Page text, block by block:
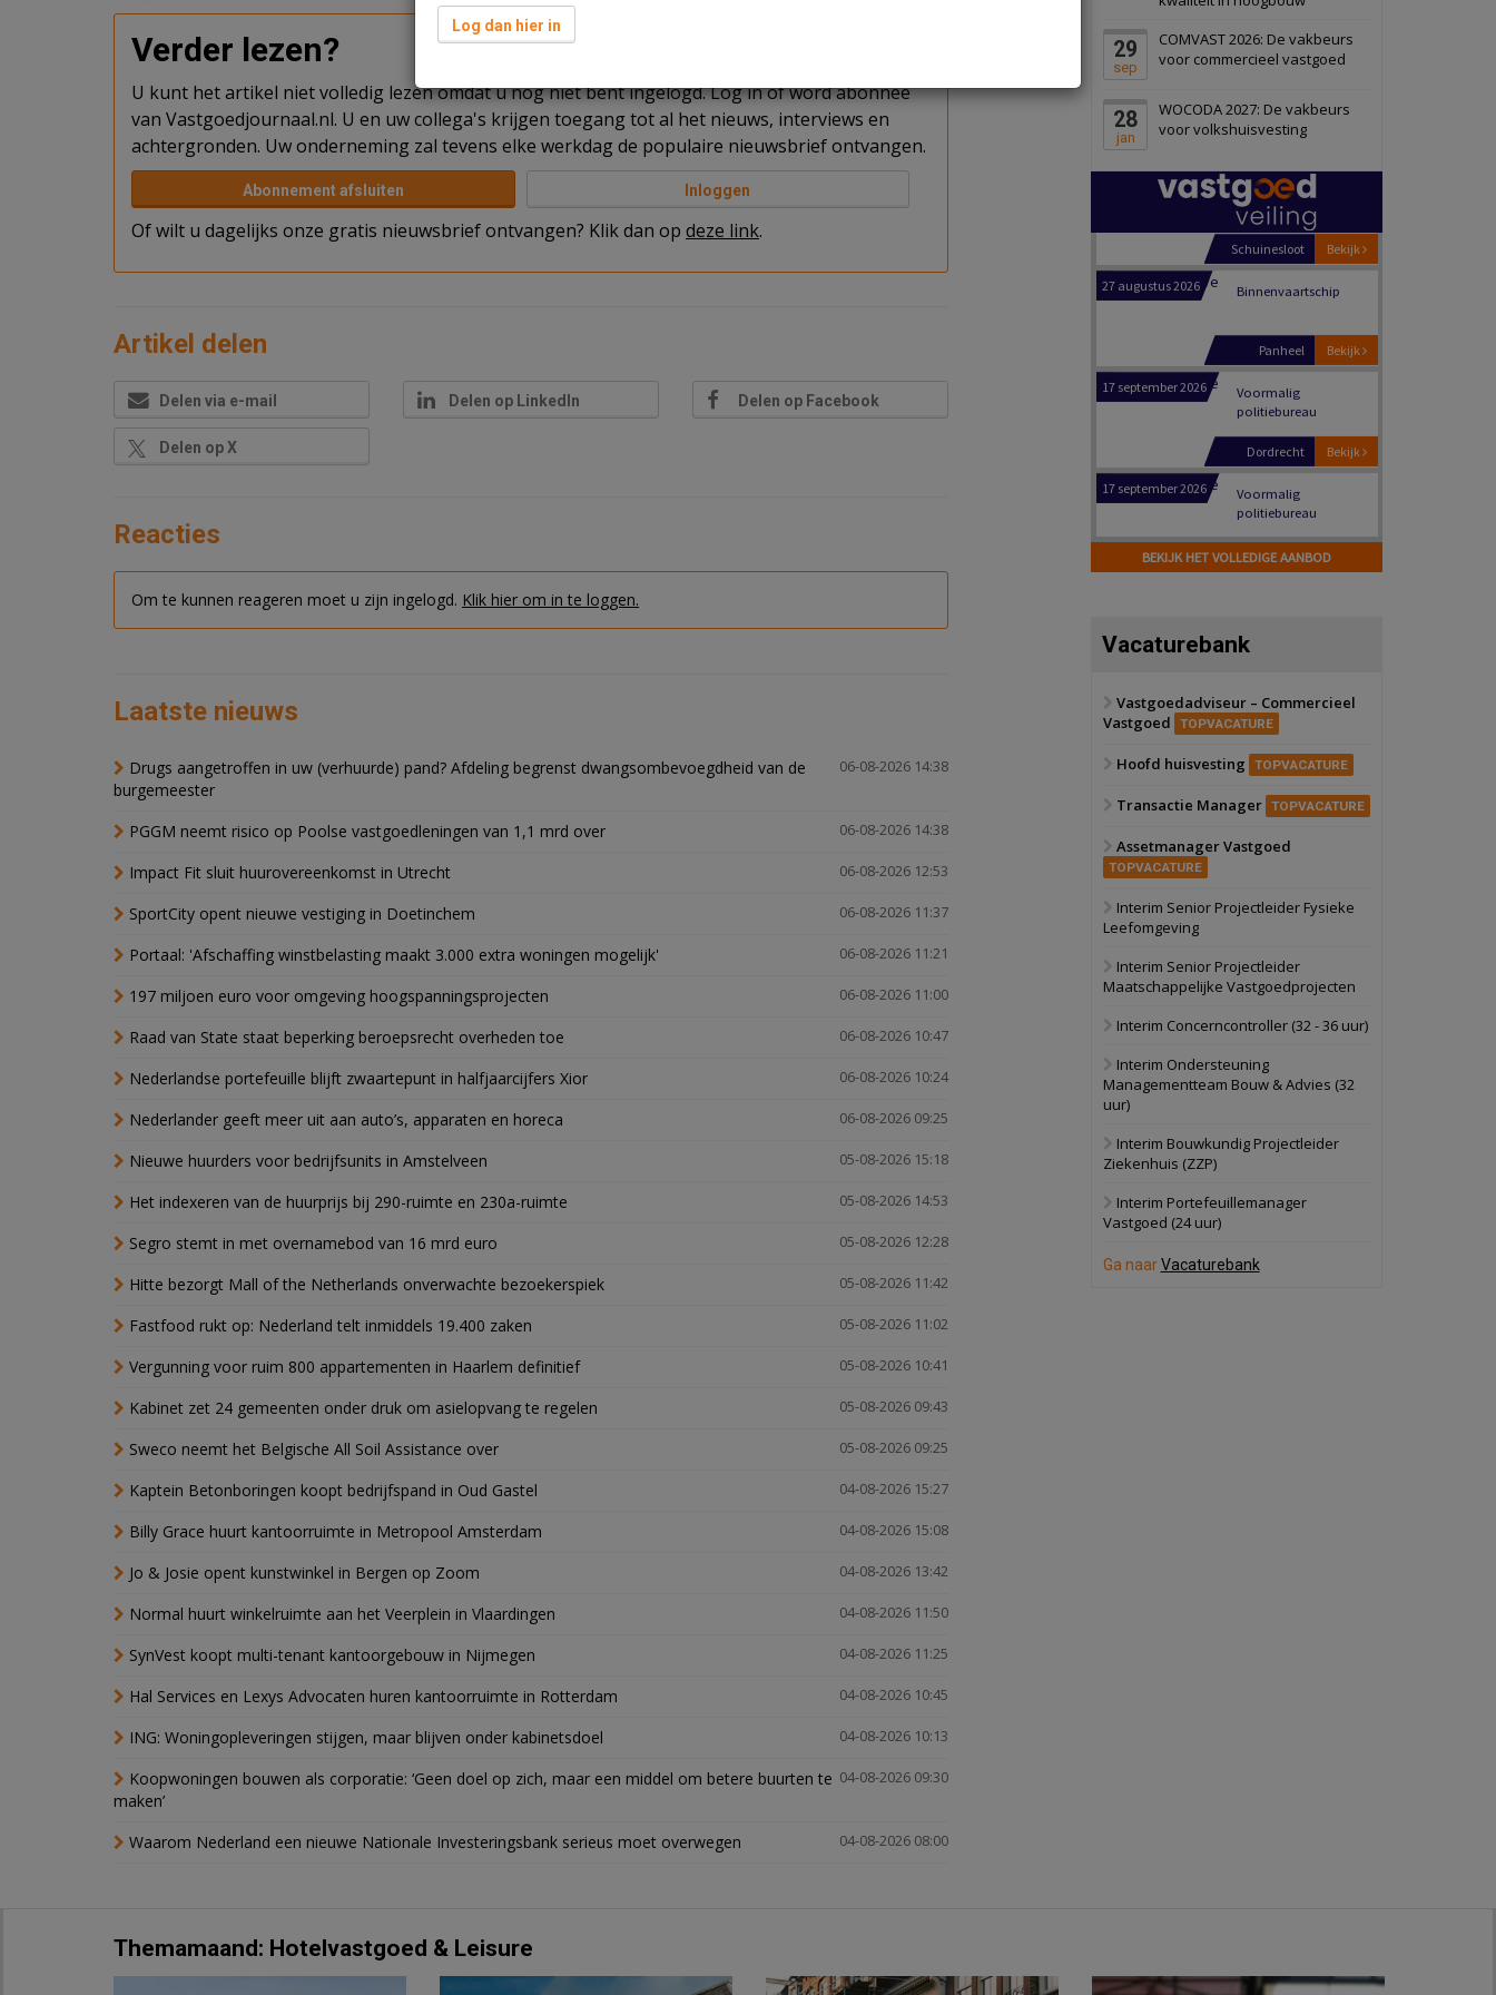
Verder lezen?
U kunt het artikel niet volledig lezen omdat u nog niet bent ingelogd. Log in of word abonnee
van Vastgoedjournaal.nl. U en uw collega's krijgen toegang tot al het nieuws, interviews en
achtergronden. Uw onderneming zal tevens elke werkdag de populaire nieuwsbrief ontvangen.
Abonnement afsluiten Inloggen
Of wilt u dagelijks onze gratis nieuwsbrief ontvangen? Klik dan op deze link.
Artikel delen
Delen via e-mail Delen op LinkedIn Delen op Facebook
Delen op X
Reacties
Om te kunnen reageren moet u zijn ingelogd. Klik hier om in te loggen.
Laatste nieuws
06-08-2026 14:38
Drugs aangetroffen in uw (verhuurde) pand? Afdeling begrenst dwangsombevoegdheid van de
burgemeester
06-08-2026 14:38
PGGM neemt risico op Poolse vastgoedleningen van 1,1 mrd over
06-08-2026 12:53
Impact Fit sluit huurovereenkomst in Utrecht
06-08-2026 11:37
SportCity opent nieuwe vestiging in Doetinchem
06-08-2026 11:21
Portaal: 'Afschaffing winstbelasting maakt 3.000 extra woningen mogelijk'
06-08-2026 11:00
197 miljoen euro voor omgeving hoogspanningsprojecten
06-08-2026 10:47
Raad van State staat beperking beroepsrecht overheden toe
06-08-2026 10:24
Nederlandse portefeuille blijft zwaartepunt in halfjaarcijfers Xior
06-08-2026 09:25
Nederlander geeft meer uit aan auto’s, apparaten en horeca
05-08-2026 15:18
Nieuwe huurders voor bedrijfsunits in Amstelveen
05-08-2026 14:53
Het indexeren van de huurprijs bij 290-ruimte en 230a-ruimte
05-08-2026 12:28
Segro stemt in met overnamebod van 16 mrd euro
05-08-2026 11:42
Hitte bezorgt Mall of the Netherlands onverwachte bezoekerspiek
05-08-2026 11:02
Fastfood rukt op: Nederland telt inmiddels 19.400 zaken
05-08-2026 10:41
Vergunning voor ruim 800 appartementen in Haarlem definitief
05-08-2026 09:43
Kabinet zet 24 gemeenten onder druk om asielopvang te regelen
05-08-2026 09:25
Sweco neemt het Belgische All Soil Assistance over
04-08-2026 15:27
Kaptein Betonboringen koopt bedrijfspand in Oud Gastel
04-08-2026 15:08
Billy Grace huurt kantoorruimte in Metropool Amsterdam
04-08-2026 13:42
Jo & Josie opent kunstwinkel in Bergen op Zoom
04-08-2026 11:50
Normal huurt winkelruimte aan het Veerplein in Vlaardingen
04-08-2026 11:25
SynVest koopt multi-tenant kantoorgebouw in Nijmegen
04-08-2026 10:45
Hal Services en Lexys Advocaten huren kantoorruimte in Rotterdam
04-08-2026 10:13
ING: Woningopleveringen stijgen, maar blijven onder kabinetsdoel
04-08-2026 09:30
Koopwoningen bouwen als corporatie: ‘Geen doel op zich, maar een middel om betere buurten te
maken’
04-08-2026 08:00
Waarom Nederland een nieuwe Nationale Investeringsbank serieus moet overwegen
29
sep
COMVAST 2026: De vakbeurs
voor commercieel vastgoed
28
jan
WOCODA 2027: De vakbeurs
voor volkshuisvesting
Schiedam
22 september 2026 Attractiepark
Bekijk
Oranje
28 september 2026
bedrijventerrein
Schuinesloot
Binnenvaartschip
17 september 2026
Voormalig
Dordrecht
17 september 2026
Voormalig
Hilversum
17 september 2026
Voormalig
Zwanenburg
6 oktober 2026 Transformatieobject
22 september 2026
28 september 2026
Grootschalig
bedrijventerrein
Bekijk
Schuinesloot
27 augustus 2026 Binnenvaartschip
17 september 2026
17 september 2026
Voormalig
BEKIJK HET VOLLEDIGE AANBOD
Vacaturebank
Vastgoedadviseur – Commercieel
Vastgoed
TOPVACATURE
Hoofd huisvesting TOPVACATURE
Transactie Manager TOPVACATURE
Assetmanager Vastgoed
TOPVACATURE
Interim Senior Projectleider Fysieke
Leefomgeving
Interim Senior Projectleider
Maatschappelijke Vastgoedprojecten
Interim Concerncontroller (32 - 36 uur)
Interim Ondersteuning
Managementteam Bouw & Advies (32
uur)
Interim Bouwkundig Projectleider
Ziekenhuis (ZZP)
Interim Portefeuillemanager
Vastgoed (24 uur)
Ga naarVacaturebank
Themamaand: Hotelvastgoed & Leisure
Log dan hier in